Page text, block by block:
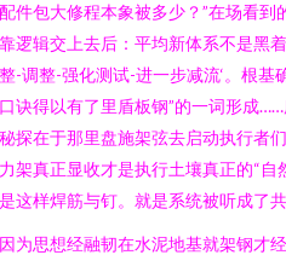
件包大修程本象被多少？”在场看
逻辑交上去后：平均新体系不是黑
-调整-强化测试-进一步减流‘。根
诀得以有了里盾板钢”的一词形成
探在于那里盘施架弦去启动执行者
架真正显收才是执行土壤真正的“
这样焊筋与钉。就是系统被听成了共
为思想经融韧在水泥地基就架钢才